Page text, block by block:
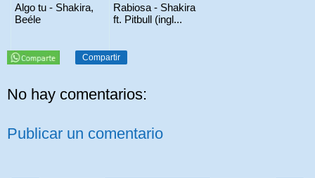
Algo tu - Shakira,
Beéle
Rabiosa - Shakira
ft. Pitbull (ingl...
Compartir
No hay comentarios:
Publicar un comentario